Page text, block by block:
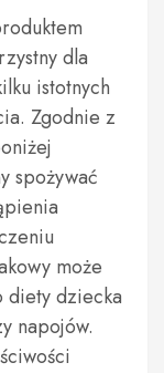
dla
istotnych
Zgodnie z
spożywać
może
diety dziecka
napojów.